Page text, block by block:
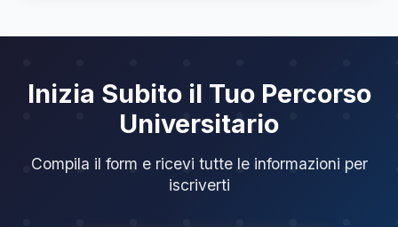
Inizia Subito il Tuo Percorso
Universitario
Compila il form e ricevi tutte le informazioni per
iscriverti